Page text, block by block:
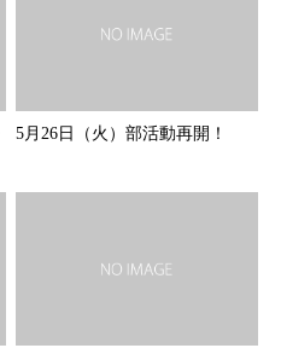
5月26日（火）部活動再開！